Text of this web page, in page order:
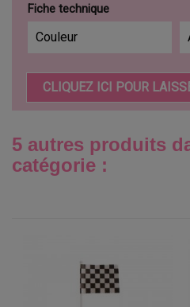
Fiche technique
Couleur
CLIQUEZ ICI POUR
5 autres produits
catégorie :